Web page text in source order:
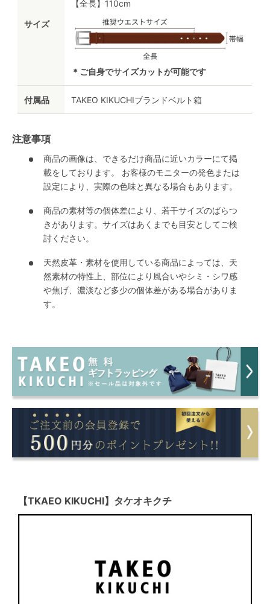
サイズ
【全長】110cm
＊ご自身でサイズカットが可能です
付属品 TAKEO KIKUCHIブランドベルト箱
注意事項
商品の画像は、できるだけ商品に近いカラーにて掲
載をしております。 お客様のモニターの発色または
設定により、実際の色味と異なる場合もあります。
商品の素材等の個体差により、若干サイズのばらつ
きがあります。サイズはあくまでも目安としてご検
討ください。
天然皮革・素材を使用している商品によっては、天
然素材の特性上、部位により風合いやシミ・シワ感
や焦げ、濃淡など多少の個体差がある場合がありま
す。
【TKAEO KIKUCHI】タケオキクチ